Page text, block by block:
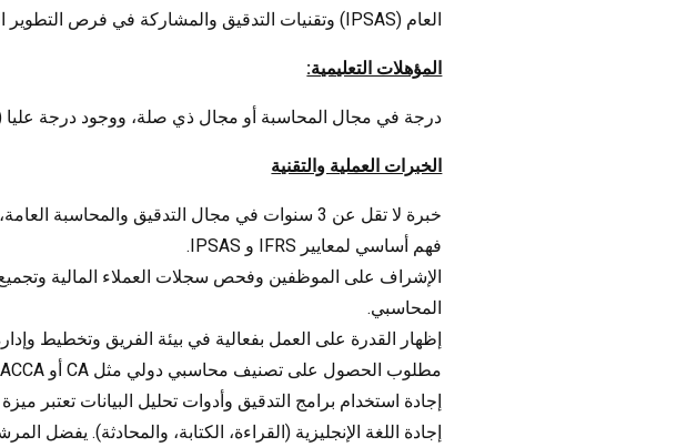
العام (IPSAS) وتقنيات التدقيق والمشاركة في فرص التطوير المهني والتدريب والندوات.
المؤهلات التعليمية:
درجة في مجال المحاسبة أو مجال ذي صلة، ووجود درجة عليا
الخبرات العملية والتقنية
خبرة لا تقل عن 3 سنوات في مجال التدقيق والمحاسبة العامة، ويعتبر وجود خبرة في شركات التدقيق الكبيرة مفضلًا بشكل كبير.
فهم أساسي لمعايير IFRS و IPSAS.
الإشراف على الموظفين وفحص سجلات العملاء المالية
المحاسبي.
إظهار القدرة على العمل بفعالية في بيئة الفريق وتخطيط
مطلوب الحصول على تصنيف محاسبي دولي مثل CA أو ACCA أو CPA.
إجادة استخدام برامج التدقيق وأدوات تحليل البيانات تعتبر
إجادة اللغة الإنجليزية (القراءة، الكتابة، والمحادثة). يفضل